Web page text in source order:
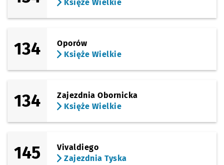
Księże Wielkie
134
Oporów
Księże Wielkie
134
Zajezdnia Obornicka
Księże Wielkie
145
Vivaldiego
Zajezdnia Tyska